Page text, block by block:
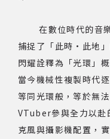
在數位時代的音樂
捕捉了「此時·此地
閃耀詮釋為「光環」
當今機械性複製時代
等同光環般，等於無
VTuber參與全力以赴
克風與攝影機配置，